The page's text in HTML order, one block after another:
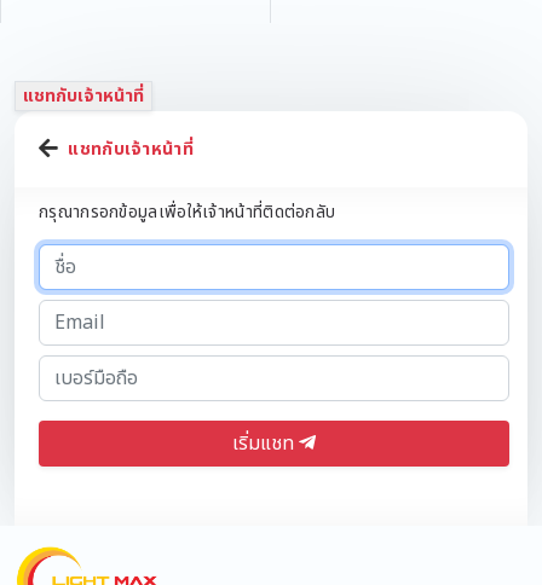
แชทกับเจ้าหน้าที่
แชทกับเจ้าหน้าที่
กรุณากรอกข้อมูลเพื่อให้เจ้าหน้าที่ติดต่อกลับ
เริ่มแชท